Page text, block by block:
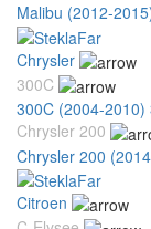
Malibu (2012-
Chrysler
300C
300C (2004-2010)
Chrysler 200
Chrysler 200
Citroen